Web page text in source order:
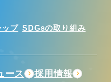
ップ SDGsの取り組み
ース
採用情報